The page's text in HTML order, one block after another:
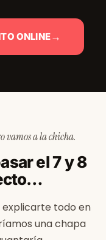
ONLINE→
vamos a la chicha.
el 7 y 8
explicarte todo en
una chapa